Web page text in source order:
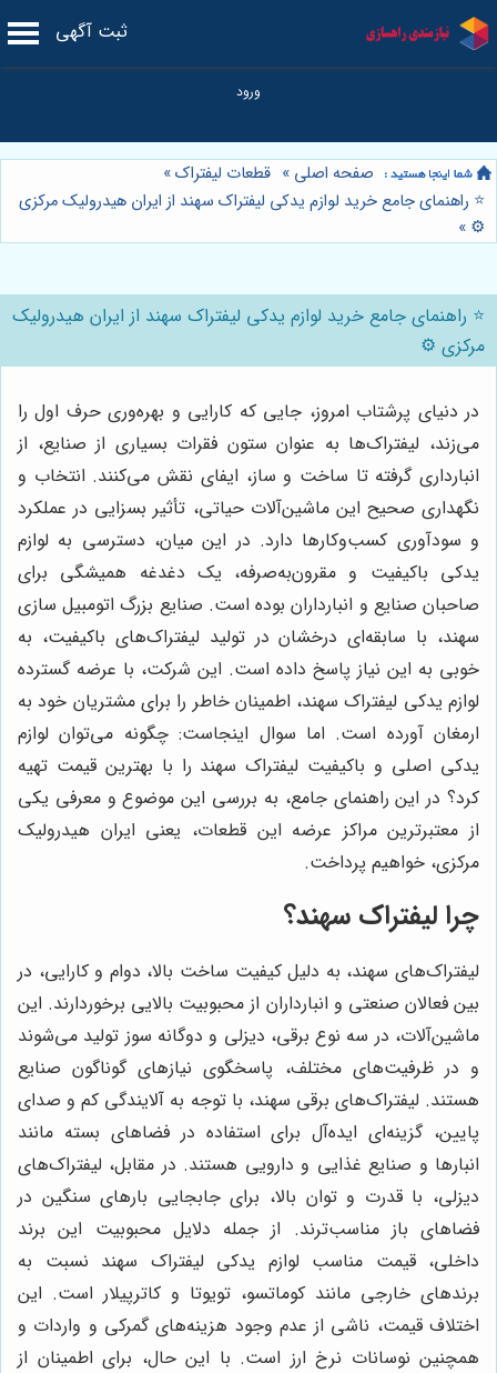
ثبت آگهی
صفحه اصلی » قطعات لیفتراک»
⭐️ راهنمای جامع خرید لوازم یدکی لیفتراک سهند از ایران هیدرولیک مرکزی
⚙️
»
⭐️ راهنمای جامع خرید لوازم یدکی لیفتراک سهند از ایران هیدرولیک
مرکزی ⚙️
در دنیای پرشتاب امروز، جایی که کارایی و بهره‌وری حرف اول را
می‌زند، لیفتراک‌ها به عنوان ستون فقرات بسیاری از صنایع، از
انبارداری گرفته تا ساخت و ساز، ایفای نقش می‌کنند. انتخاب و
نگهداری صحیح این ماشین‌آلات حیاتی، تأثیر بسزایی در عملکرد
و سودآوری کسب‌وکارها دارد. در این میان، دسترسی به لوازم
یدکی باکیفیت و مقرون‌به‌صرفه، یک دغدغه همیشگی برای
صاحبان صنایع و انبارداران بوده است. صنایع بزرگ اتومبیل سازی
سهند، با سابقه‌ای درخشان در تولید لیفتراک‌های باکیفیت، به
خوبی به این نیاز پاسخ داده است. این شرکت، با عرضه گسترده
لوازم یدکی لیفتراک سهند، اطمینان خاطر را برای مشتریان خود به
ارمغان آورده است. اما سوال اینجاست: چگونه می‌توان لوازم
یدکی اصلی و باکیفیت لیفتراک سهند را با بهترین قیمت تهیه
کرد؟ در این راهنمای جامع، به بررسی این موضوع و معرفی یکی
از معتبرترین مراکز عرضه این قطعات، یعنی ایران هیدرولیک
مرکزی، خواهیم پرداخت.
چرا لیفتراک سهند؟
لیفتراک‌های سهند، به دلیل کیفیت ساخت بالا، دوام و کارایی، در
بین فعالان صنعتی و انبارداران از محبوبیت بالایی برخوردارند. این
ماشین‌آلات، در سه نوع برقی، دیزلی و دوگانه سوز تولید می‌شوند
و در ظرفیت‌های مختلف، پاسخگوی نیازهای گوناگون صنایع
هستند. لیفتراک‌های برقی سهند، با توجه به آلایندگی کم و صدای
پایین، گزینه‌ای ایده‌آل برای استفاده در فضاهای بسته مانند
انبارها و صنایع غذایی و دارویی هستند. در مقابل، لیفتراک‌های
دیزلی، با قدرت و توان بالا، برای جابجایی بارهای سنگین در
فضاهای باز مناسب‌ترند. از جمله دلایل محبوبیت این برند
داخلی، قیمت مناسب لوازم یدکی لیفتراک سهند نسبت به
برندهای خارجی مانند کوماتسو، تویوتا و کاترپیلار است. این
اختلاف قیمت، ناشی از عدم وجود هزینه‌های گمرکی و واردات و
همچنین نوسانات نرخ ارز است. با این حال، برای اطمینان از